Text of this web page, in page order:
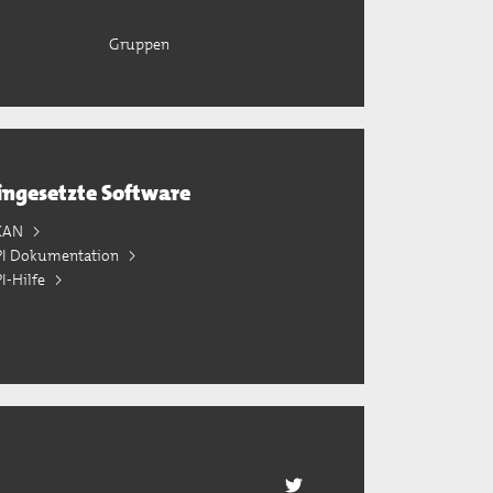
Gruppen
Software
Dokumentation
Hilfe